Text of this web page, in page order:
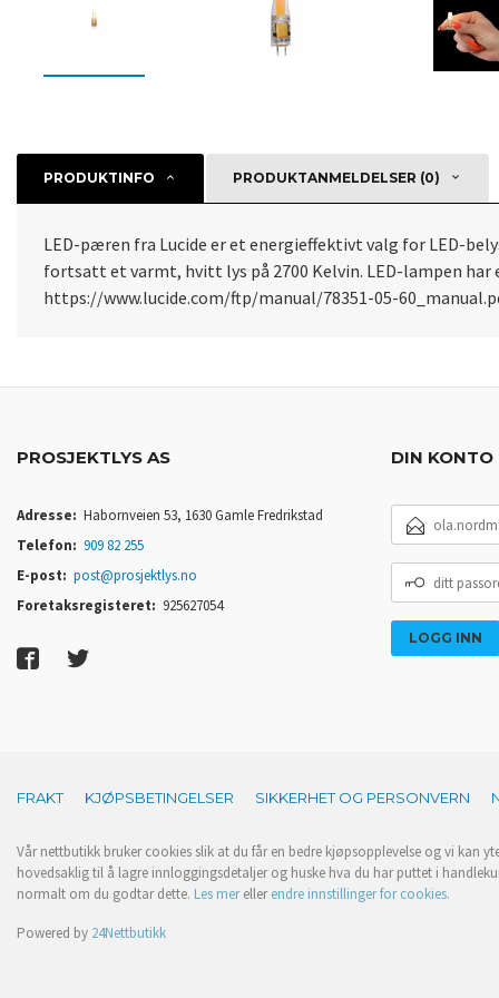
PRODUKTINFO PRODUKTANMELDELSER (0)
LED-pæren fra Lucide er et energieffektivt valg for LED-
fortsatt et varmt, hvitt lys på 2700 Kelvin. LED-lampen
https://www.lucide.com/ftp/manual/78351-05-
PROSJEKTLYS AS
Adresse: Habornveien 53, 1630 Gamle Fredrikstad
Telefon: 909 82 255
E-post: post@prosjektlys.no
Foretaksregisteret: 925627054
DIN KONTO
POSTADRESSE
PASSORD
FRAKT KJØPSBETINGELSER SIKKERHET OG PERSONVERN
Vår nettbutikk bruker cookies slik at du får en bedre kjøpsopplevelse og vi kan
hovedsaklig til å lagre innloggingsdetaljer og huske hva du har puttet i
normalt om du godtar dette. Les merellerendre innstillinger for cookies.
Powered by 24Nettbutikk